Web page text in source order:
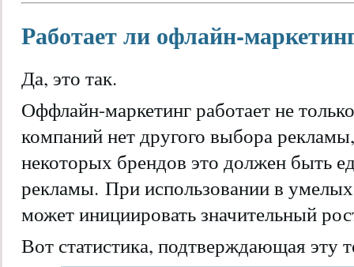
Работает ли офлайн-
Да, это так.
Оффлайн-маркетинг работает не
компаний нет другого выбора
некоторых брендов это должен быть
рекламы. При использовании в
может инициировать значительный
Вот статистика, подтверждающая эту